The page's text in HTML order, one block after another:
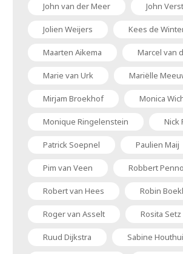
John van der Meer John
Jolien Weijers Kees de
Maarten Aikema Marcel van
Marie van Urk Mariëlle
Mirjam Broekhof Monica
Monique Ringelenstein Nick
Patrick Soepnel Paulien Maij
Pim van Veen Robbert
Robert van Hees Robin
Roger van Asselt Rosita Setz
Ruud Dijkstra Sabine